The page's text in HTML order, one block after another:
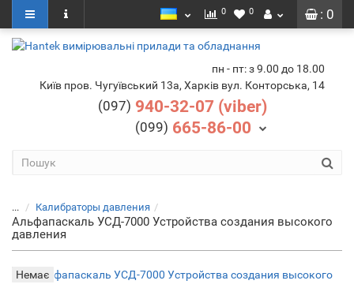
: 0
0 0
пн - пт: з 9.00 до 18.00
Київ пров. Чугуївський 13а, Харків вул. Конторська, 14
(097) 940-32-07 (viber)
(099) 665-86-00
... Калибраторы давления
Альфапаскаль УСД-7000 Устройства создания высокого
давления
Немає